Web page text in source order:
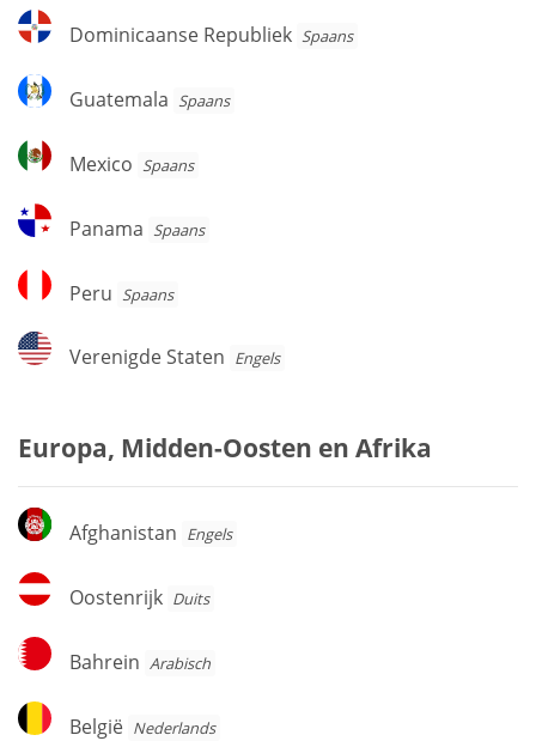
Dominicaanse
Republiek
Dominicaanse Republiek Spaans
Guatemala
Guatemala Spaans
Mexico
Mexico Spaans
Panama
Panama Spaans
Peru
Peru Spaans
Verenigde
Staten
Verenigde Staten Engels
Europa, Midden-Oosten en Afrika
Afghanistan
Afghanistan Engels
Oostenrijk
Oostenrijk Duits
Bahrein
Bahrein Arabisch
België
België Nederlands